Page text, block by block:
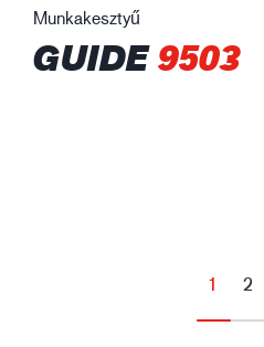
Munkakesztyű
GUIDE9503
1 2